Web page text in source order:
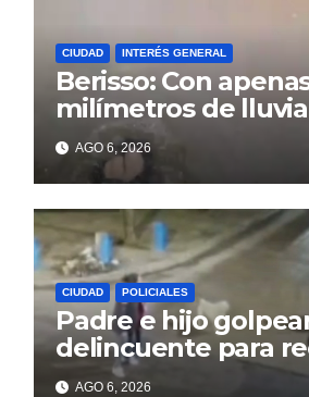
CIUDAD INTERÉS GENERAL
Berisso: Con
milímetros de lluvia
sienten los
AGO 6, 2026
CIUDAD POLICIALES
Padre e hijo
delincuente para
un celular robado
AGO 6, 2026